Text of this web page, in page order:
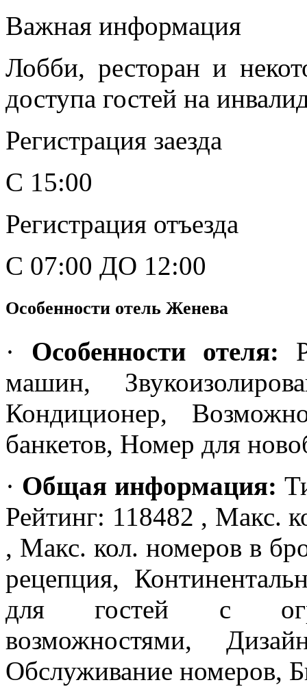
Важная информация
Лобби, ресторан и
доступа гостей на
Регистрация заезда
С 15:00
Регистрация отъезда
С 07:00 ДО 12:00
Особенности отель Женева
· Особенности отеля:
машин,
Кондиционер,
банкетов, Номер для
· Общая информация:
Рейтинг: 118482 , Макс.
, Макс. кол. номеров в
рецепция,
для гостей с
возможностями,
Обслуживание номеров,